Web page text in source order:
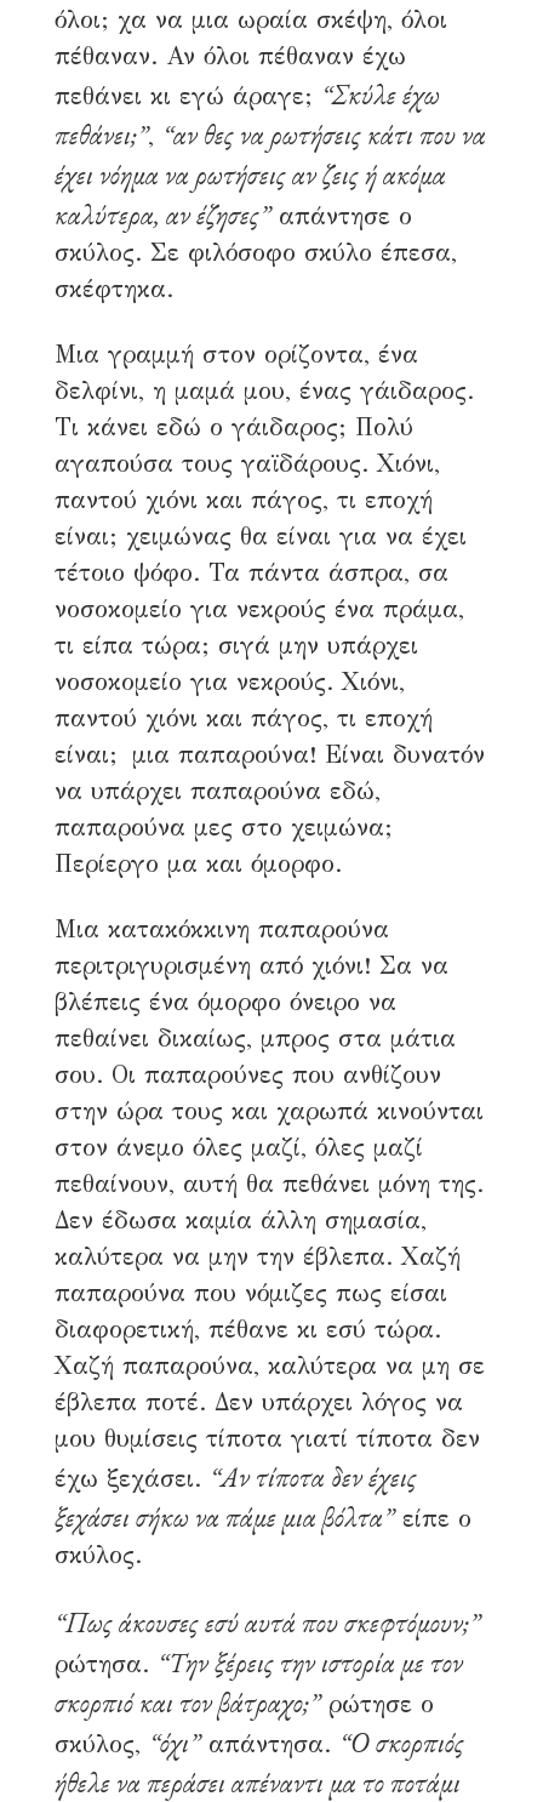
όλοι; χα να μια ωραία σκέψη, όλοι
πέθαναν. Αν όλοι πέθαναν έχω
πεθάνει κι εγώ άραγε; “Σκύλε έχω
πεθάνει;”, “αν θες να ρωτήσεις κάτι που να
έχει νόημα να ρωτήσεις αν ζεις ή ακόμα
καλύτερα, αν έζησες”απάντησε ο
σκύλος. Σε φιλόσοφο σκύλο έπεσα,
σκέφτηκα.
Μια γραμμή στον ορίζοντα, ένα
δελφίνι, η μαμά μου, ένας γάιδαρος.
Τι κάνει εδώ ο γάιδαρος; Πολύ
αγαπούσα τους γαϊδάρους. Χιόνι,
παντού χιόνι και πάγος, τι εποχή
είναι; χειμώνας θα είναι για να έχει
τέτοιο ψόφο. Τα πάντα άσπρα, σα
νοσοκομείο για νεκρούς ένα πράμα,
τι είπα τώρα; σιγά μην υπάρχει
νοσοκομείο για νεκρούς. Χιόνι,
παντού χιόνι και πάγος, τι εποχή
είναι; μια παπαρούνα! Είναι δυνατόν
να υπάρχει παπαρούνα εδώ,
παπαρούνα μες στο χειμώνα;
Περίεργο μα και όμορφο.
Μια κατακόκκινη παπαρούνα
περιτριγυρισμένη από χιόνι! Σα να
βλέπεις ένα όμορφο όνειρο να
πεθαίνει δικαίως, μπρος στα μάτια
σου. Οι παπαρούνες που ανθίζουν
στην ώρα τους και χαρωπά κινούνται
στον άνεμο όλες μαζί, όλες μαζί
πεθαίνουν, αυτή θα πεθάνει μόνη της.
Δεν έδωσα καμία άλλη σημασία,
καλύτερα να μην την έβλεπα. Χαζή
παπαρούνα που νόμιζες πως είσαι
διαφορετική, πέθανε κι εσύ τώρα.
Χαζή παπαρούνα, καλύτερα να μη σε
έβλεπα ποτέ. Δεν υπάρχει λόγος να
μου θυμίσεις τίποτα γιατί τίποτα δεν
έχω ξεχάσει. “Αν τίποτα δεν έχεις
ξεχάσει σήκω να πάμε μια βόλτα”είπε ο
σκύλος.
“Πως άκουσες εσύ αυτά που σκεφτόμουν;”
ρώτησα. “Την ξέρεις την ιστορία με τον
σκορπιό και τον βάτραχο;”ρώτησε ο
σκύλος, “όχι”απάντησα. “Ο σκορπιός
ήθελε να περάσει απέναντι μα το ποτάμι